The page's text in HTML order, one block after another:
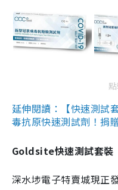
延伸閱讀：【快速測試
毒抗原快速測試劑！捐
Goldsite快速測試套裝
深水埗電子特賣城現正